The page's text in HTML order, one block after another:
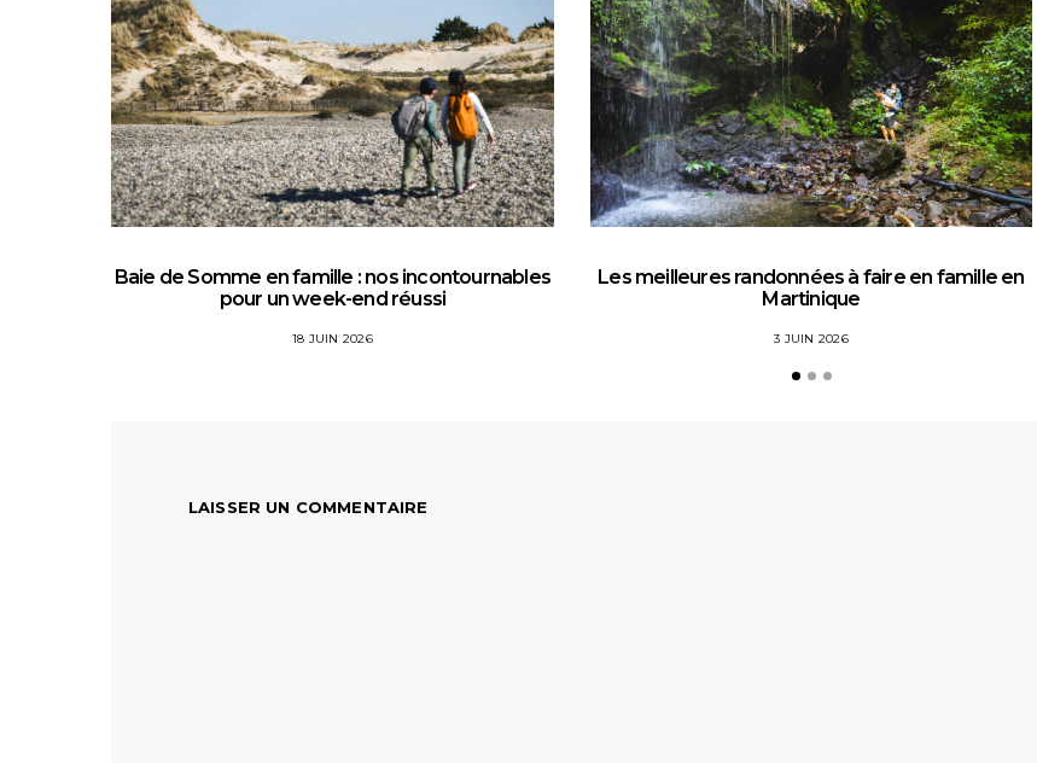
Baie de Somme en famille : nos incontournables
pour un week-end réussi
18 JUIN 2026
Les meilleures randonnées à faire en famille en
Martinique
3 JUIN 2026
LAISSER UN COMMENTAIRE